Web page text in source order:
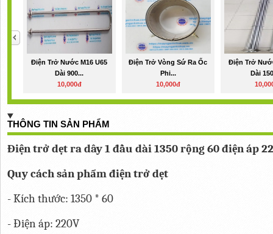
Điện Trở Nước M16 U65
Dài 900...
10,000đ
Điện Trở Vòng Sứ Ra Ốc
Phi...
10,000đ
Điện Trở
Dài
THÔNG TIN SẢN PHẨM
Điện trở dẹt ra dây 1 đầu dài 1350 rộng 60 điện áp
Quy cách sản phẩm điện trở dẹt
- Kích thước: 1350 * 60
- Điện áp: 220V